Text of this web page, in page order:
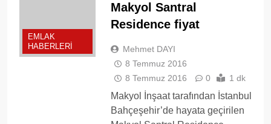
EMLAK
HABERLERI
Makyol Santral
Residence fiyat
Mehmet DAYI
8 Temmuz 2016
8 Temmuz 2016
0 1 dk
Makyol İnşaat tarafından İstanbul
Bahçeşehir’de hayata geçirilen